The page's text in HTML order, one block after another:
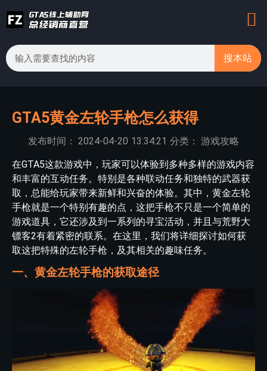
搜本站
GTA5黄金左轮手枪怎么获得
发布时间： 2024-04-20 13:34:21 分类： 游戏攻略
在GTA5这款游戏中，玩家可以体验到多种多样的游戏内容
和丰富的互动任务。特别是各种联动任务和独特的武器获
取，总能给玩家带来新鲜和兴奋的体验。其中，黄金左轮
手枪就是一个特别有趣的点，这把手枪不只是一个简单的
游戏道具，它还涉及到一系列的寻宝活动，并且与荒野大
镖客2有着紧密的联系。在这里，我们将详细探讨如何获
取这把特殊的左轮手枪，及其相关的趣味任务。
一、黄金左轮手枪的获取途径